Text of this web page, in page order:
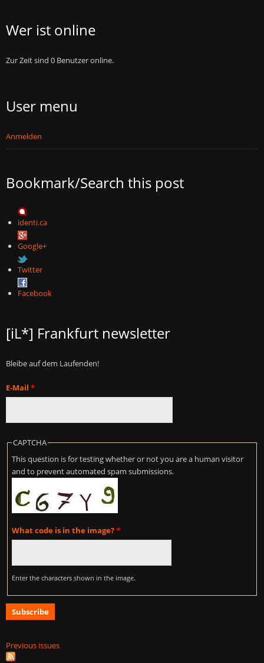
Wer ist online
Zur Zeit sind 0 Benutzer online.
User menu
Anmelden
Bookmark/Search this post
identi.ca
Google+
Twitter
Facebook
[iL*] Frankfurt newsletter
Bleibe auf dem Laufenden!
E-Mail *
CAPTCHA
This question is for testing whether or not you are a human visitor
and to prevent automated spam submissions.
What code is in the image?*
Enter the characters shown in the image.
Previous issues